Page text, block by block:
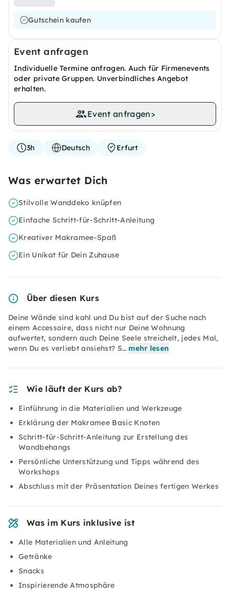
Gutschein kaufen
Event anfragen
Individuelle Termine anfragen. Auch für Firmenevents
oder private Gruppen. Unverbindliches Angebot
erhalten.
Event anfragen>
3h Deutsch Erfurt
Was erwartet Dich
Stilvolle Wanddeko knüpfen
Einfache Schritt-für-Schritt-Anleitung
Kreativer Makramee-Spaß
Ein Unikat für Dein Zuhause
Über diesen Kurs
Deine Wände sind kahl und Du bist auf der Suche nach
einem Accessoire, dass nicht nur Deine Wohnung
aufwertet, sondern auch Deine Seele streichelt, jedes Mal,
wenn Du es verliebt ansiehst? S… mehr lesen
Wie läuft der Kurs ab?
Einführung in die Materialien und Werkzeuge
Erklärung der Makramee Basic Knoten
Schritt-für-Schritt-Anleitung zur Erstellung des
Wandbehangs
Persönliche Unterstützung und Tipps während des
Workshops
Abschluss mit der Präsentation Deines fertigen Werkes
Was im Kurs inklusive ist
Alle Materialien und Anleitung
Getränke
Snacks
Inspirierende Atmosphäre